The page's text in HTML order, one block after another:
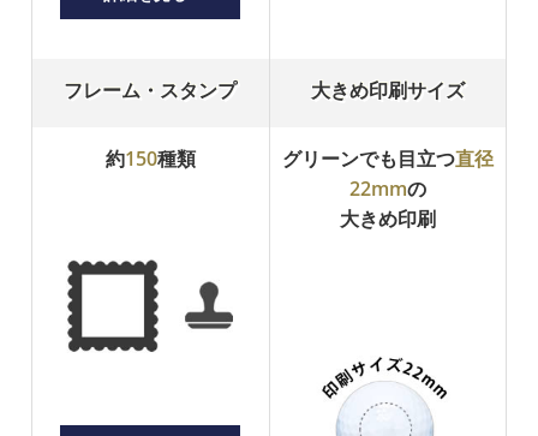
フレーム・スタンプ
約150種類
大きめ印刷サイズ
グリーンでも目立つ直径
22mmの
大きめ印刷